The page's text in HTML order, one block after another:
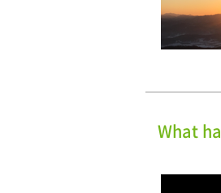
What